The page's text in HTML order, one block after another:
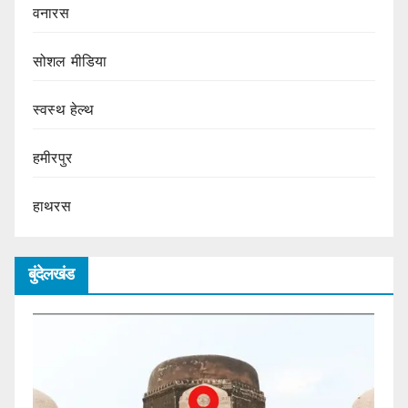
वनारस
सोशल मीडिया
स्वस्थ हेल्थ
हमीरपुर
हाथरस
बुंदेलखंड